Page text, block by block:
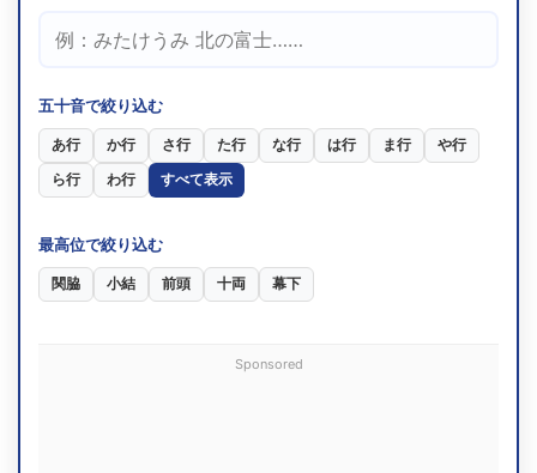
五十音で絞り込む
あ行 か行 さ行 た行 な行 は行 ま行
や行
ら行
わ行 すべて表示
最高位で絞り込む
関脇 小結 前頭 十両 幕下
Sponsored